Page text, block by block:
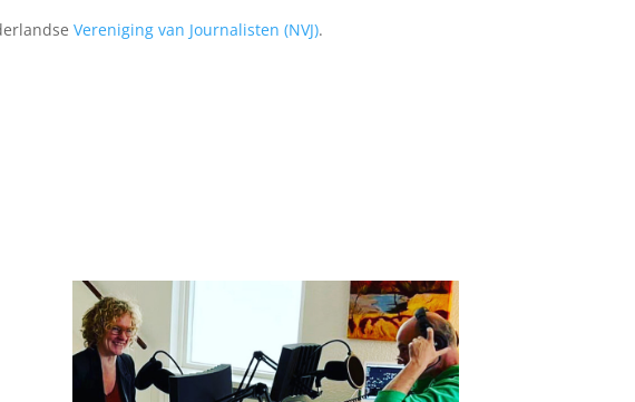
Vereniging van Journalisten (NVJ).